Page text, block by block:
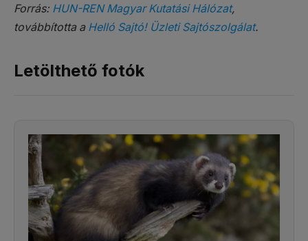
Forrás: HUN-REN Magyar Kutatási Hálózat,
továbbította a Helló Sajtó! Üzleti Sajtószolgálat.
Letölthető fotók